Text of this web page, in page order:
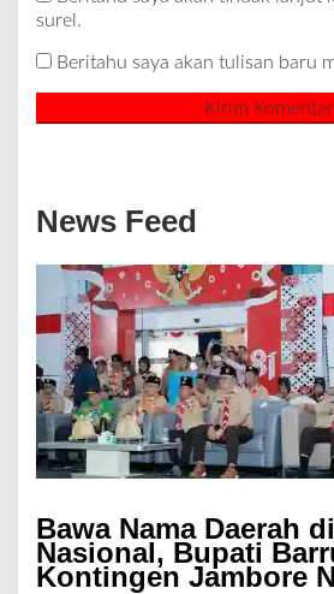
surel.
Beritahu saya akan tulisan baru
News Feed
Bawa Nama Daerah
Nasional, Bupati
Kontingen Jambore